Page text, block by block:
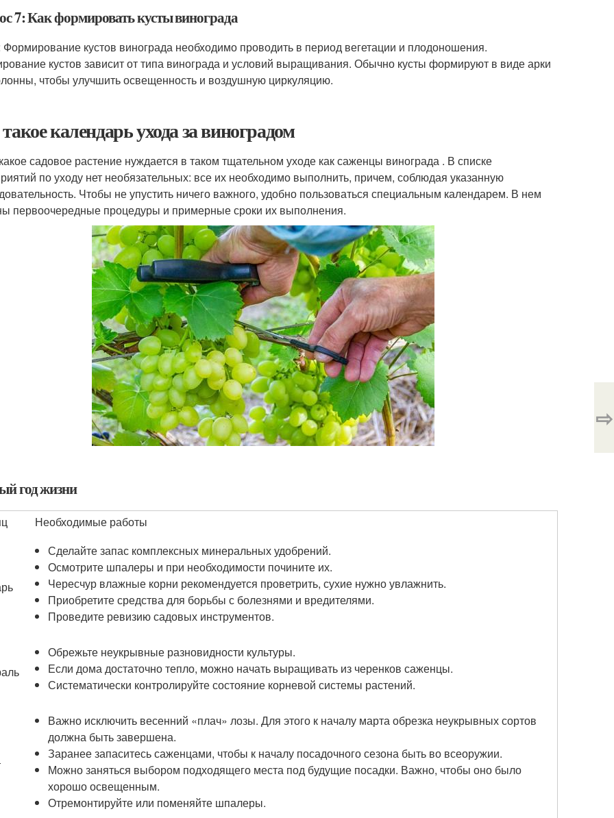
7: Как формировать кусты винограда
Формирование кустов винограда необходимо проводить в период вегетации и плодоношения.
кустов зависит от типа винограда и условий выращивания. Обычно кусты формируют в виде арки
чтобы улучшить освещенность и воздушную циркуляцию.
календарь ухода за виноградом
садовое растение нуждается в таком тщательном уходе как саженцы винограда . В списке
по уходу нет необязательных: все их необходимо выполнить, причем, соблюдая указанную
Чтобы не упустить ничего важного, удобно пользоваться специальным календарем. В нем
первоочередные процедуры и примерные сроки их выполнения.
год жизни
Необходимые работы
Сделайте запас комплексных минеральных удобрений.
Осмотрите шпалеры и при необходимости почините их.
Чересчур влажные корни рекомендуется проветрить, сухие нужно увлажнить.
Приобретите средства для борьбы с болезнями и вредителями.
Проведите ревизию садовых инструментов.
Обрежьте неукрывные разновидности культуры.
Если дома достаточно тепло, можно начать выращивать из черенков саженцы.
Систематически контролируйте состояние корневой системы растений.
Важно исключить весенний «плач» лозы. Для этого к началу марта обрезка неукрывных сортов
должна быть завершена.
Заранее запаситесь саженцами, чтобы к началу посадочного сезона быть во всеоружии.
Можно заняться выбором подходящего места под будущие посадки. Важно, чтобы оно было
хорошо освещенным.
Отремонтируйте или поменяйте шпалеры.
⇨